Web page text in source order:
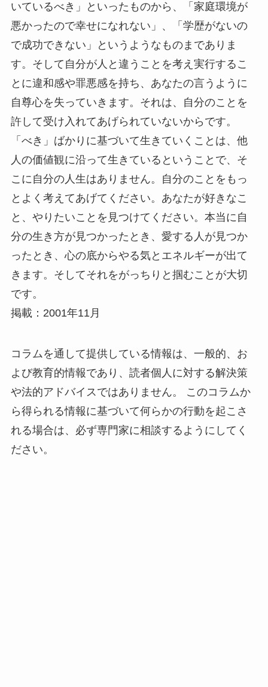
いているべき」といったものから、「家庭環境が
悪かったので幸せになれない」、「学歴がないの
で成功できない」というようなものまでありま
す。そして自分が人と違うことを考え実行するこ
とに違和感や罪悪感を持ち、あなたの言うように
自尊心を失っていきます。それは、自分のことを
許して受け入れてあげられていないからです。
「べき」ばかりに基づいて生きていくことは、他
人の価値観に沿って生きているということで、そ
こに自分の人生はありません。自分のことをもっ
とよく考えてあげてください。あなたが好きなこ
と、やりたいことを見つけてください。本当に自
分の生き方が見つかったとき、愛する人が見つか
ったとき、心の底からやる気とエネルギーが出て
きます。そしてそれをがっちりと掴むことが大切
です。
掲載：2001年11月
コラムを通して提供している情報は、一般的、お
よび教育的情報であり、読者個人に対する解決策
や法的アドバイスではありません。 このコラムか
ら得られる情報に基づいて何らかの行動を起こさ
れる場合は、必ず専門家に相談するようにしてく
ださい。